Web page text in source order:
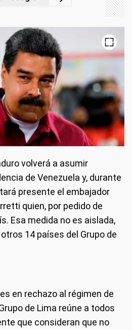
volverá a asumir
de Venezuela y, durante
presente el embajador
quien, por pedido de
Esa medida no es aislada,
14 países del Grupo de
en rechazo al régimen de
de Lima reúne a todos
que consideran que no